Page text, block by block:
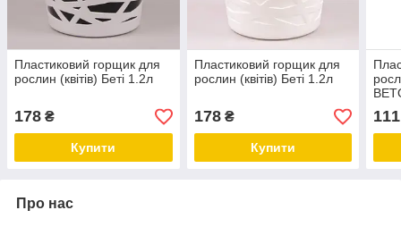
Пластиковий горщик для
рослин (квітів) Беті 1.2л
178 ₴
Купити
Пластиковий горщик для
рослин (квітів) Беті 1.2л
178₴
Купити
111
Про нас